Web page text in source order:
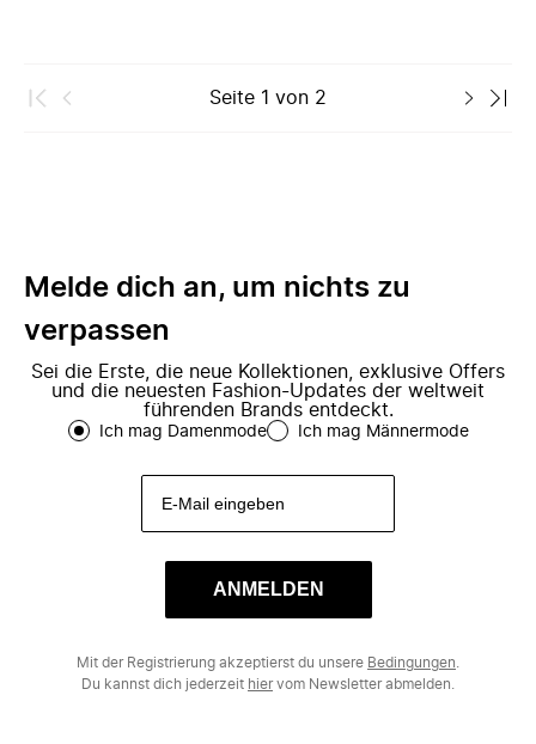
Seite 1 von 2
Melde dich an, um nichts zu
verpassen
Sei die Erste, die neue Kollektionen, exklusive Offers
und die neuesten Fashion-Updates der weltweit
führenden Brands entdeckt.
Ich mag Damenmode Ich mag Männermode
ANMELDEN
Mit der Registrierung akzeptierst du unsere Bedingungen
Du kannst dich jederzeit hiervom Newsletter abmelden.